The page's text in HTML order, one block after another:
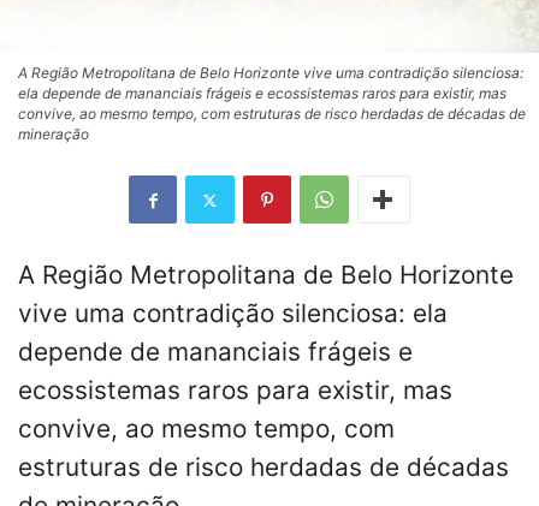
A Região Metropolitana de Belo Horizonte vive uma contradição silenciosa:
ela depende de mananciais frágeis e ecossistemas raros para existir, mas
convive, ao mesmo tempo, com estruturas de risco herdadas de décadas de
mineração
A Região Metropolitana de Belo Horizonte
vive uma contradição silenciosa: ela
depende de mananciais frágeis e
ecossistemas raros para existir, mas
convive, ao mesmo tempo, com
estruturas de risco herdadas de décadas